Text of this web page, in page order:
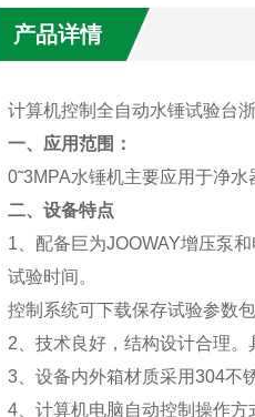
产品详情
计算机控制全自动水锤试验台
一、应用范围：
0˜3MPA水锤机主要应用于净
二、设备特点
1、配备巨为JOOWAY增压泵和
试验时间。
控制系统可下载保存试验参数
2、技术良好，结构设计合理。
3、 设备内外箱材质采用304不
4、计算机电脑自动控制操作方